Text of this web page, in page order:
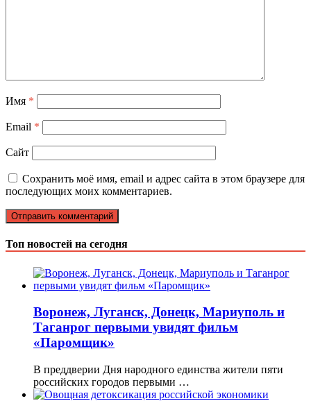
Имя *
Email *
Сайт
Сохранить моё имя, email и адрес сайта в этом браузере для
последующих моих комментариев.
Топ новостей на сегодня
Воронеж, Луганск, Донецк, Мариуполь и
Таганрог первыми увидят фильм
«Паромщик»
В преддверии Дня народного единства жители пяти
российских городов первыми …